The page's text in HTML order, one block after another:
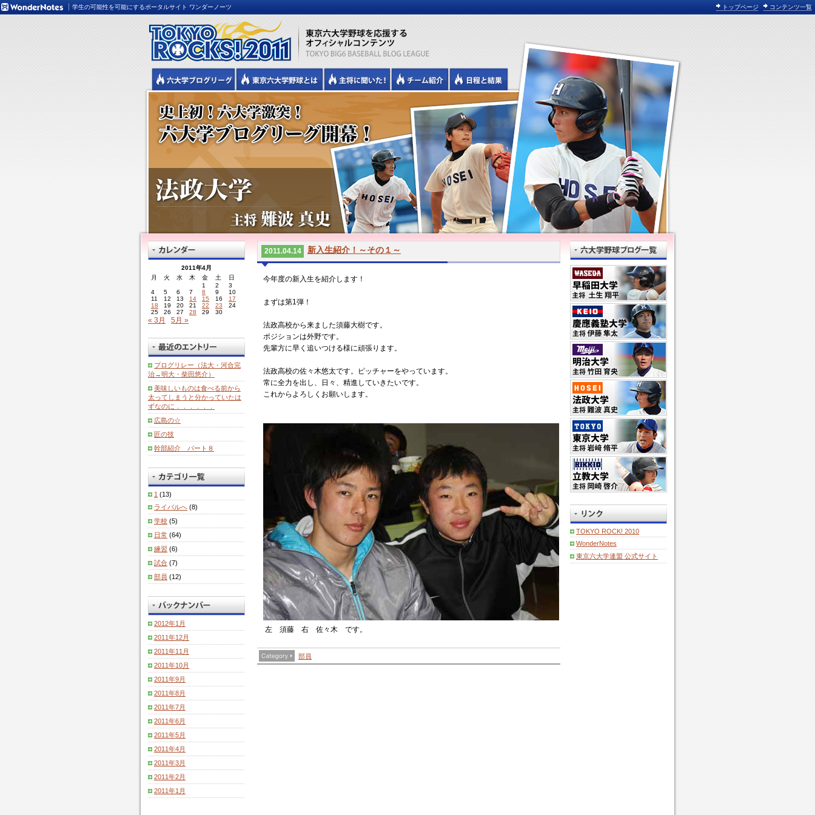
学生の可能性を可能にするポータルサイト ワンダーノーツ トップページ コンテンツ一覧
2011.04.14 新入生紹介！～その１～
今年度の新入生を紹介します！
まずは第1弾！
法政高校から来ました須藤大樹です。
ポジションは外野です。
先輩方に早く追いつける様に頑張ります。
法政高校の佐々木悠太です。ピッチャーをやっています。
常に全力を出し、日々、精進していきたいです。
これからよろしくお願いします。
左 須藤 右 佐々木 です。
部員
TOKYO ROCK! 2010
WonderNotes
東京六大学連盟 公式サイト
2011年4月
月
火 水 木 金 土
日
1
2
3
4
5 6 7 8 9
10
11
12 13 14 15 16
17
18
19 20 21 22 23
24
25
26 27 28 29 30
« 3月 5月 »
ブログリレー（法大・河合完
治→明大・柴田悠介）
美味しいものは食べる前から
太ってしまうと分かっていたは
ずなのに．．．．．．
広島の☆
匠の技
幹部紹介 パート８
1 (13)
ライバルへ (8)
学校 (5)
日常 (64)
練習 (6)
試合 (7)
部員 (12)
2012年1月
2011年12月
2011年11月
2011年10月
2011年9月
2011年8月
2011年7月
2011年6月
2011年5月
2011年4月
2011年3月
2011年2月
2011年1月